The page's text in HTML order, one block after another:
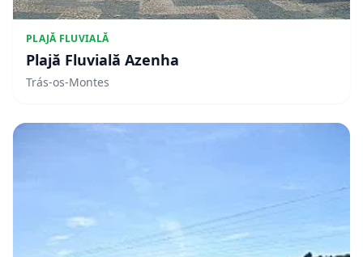
PLAJĂ FLUVIALĂ
Plajă Fluvială Azenha
Trás-os-Montes